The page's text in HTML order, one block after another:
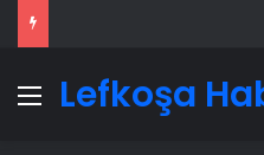
Menü
Lefkoşa